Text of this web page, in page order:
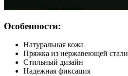
Особенности:
Натуральная кожа
Пряжка из нержавеющей стали
Стильный дизайн
Надежная фиксация